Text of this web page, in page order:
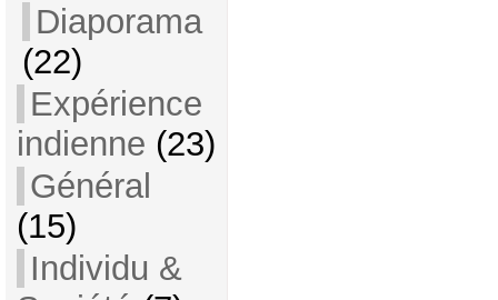
Diaporama
(22)
Expérience
indienne (23)
Général
(15)
Individu &